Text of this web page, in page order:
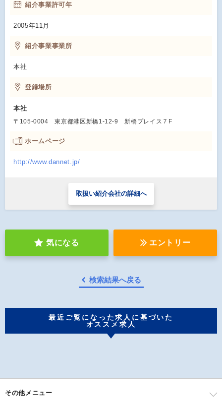
紹介事業許可年
2005年11月
紹介事業事業所
本社
登録場所
本社
〒105-0004 東京都港区新橋1-12-9 新橋プレイス７F
ホームページ
http://www.dannet.jp/
取扱い紹介会社の詳細へ
気になる エントリー
検索結果へ戻る
最近ご覧になった求人に基づいた
オススメ求人
その他メニュー